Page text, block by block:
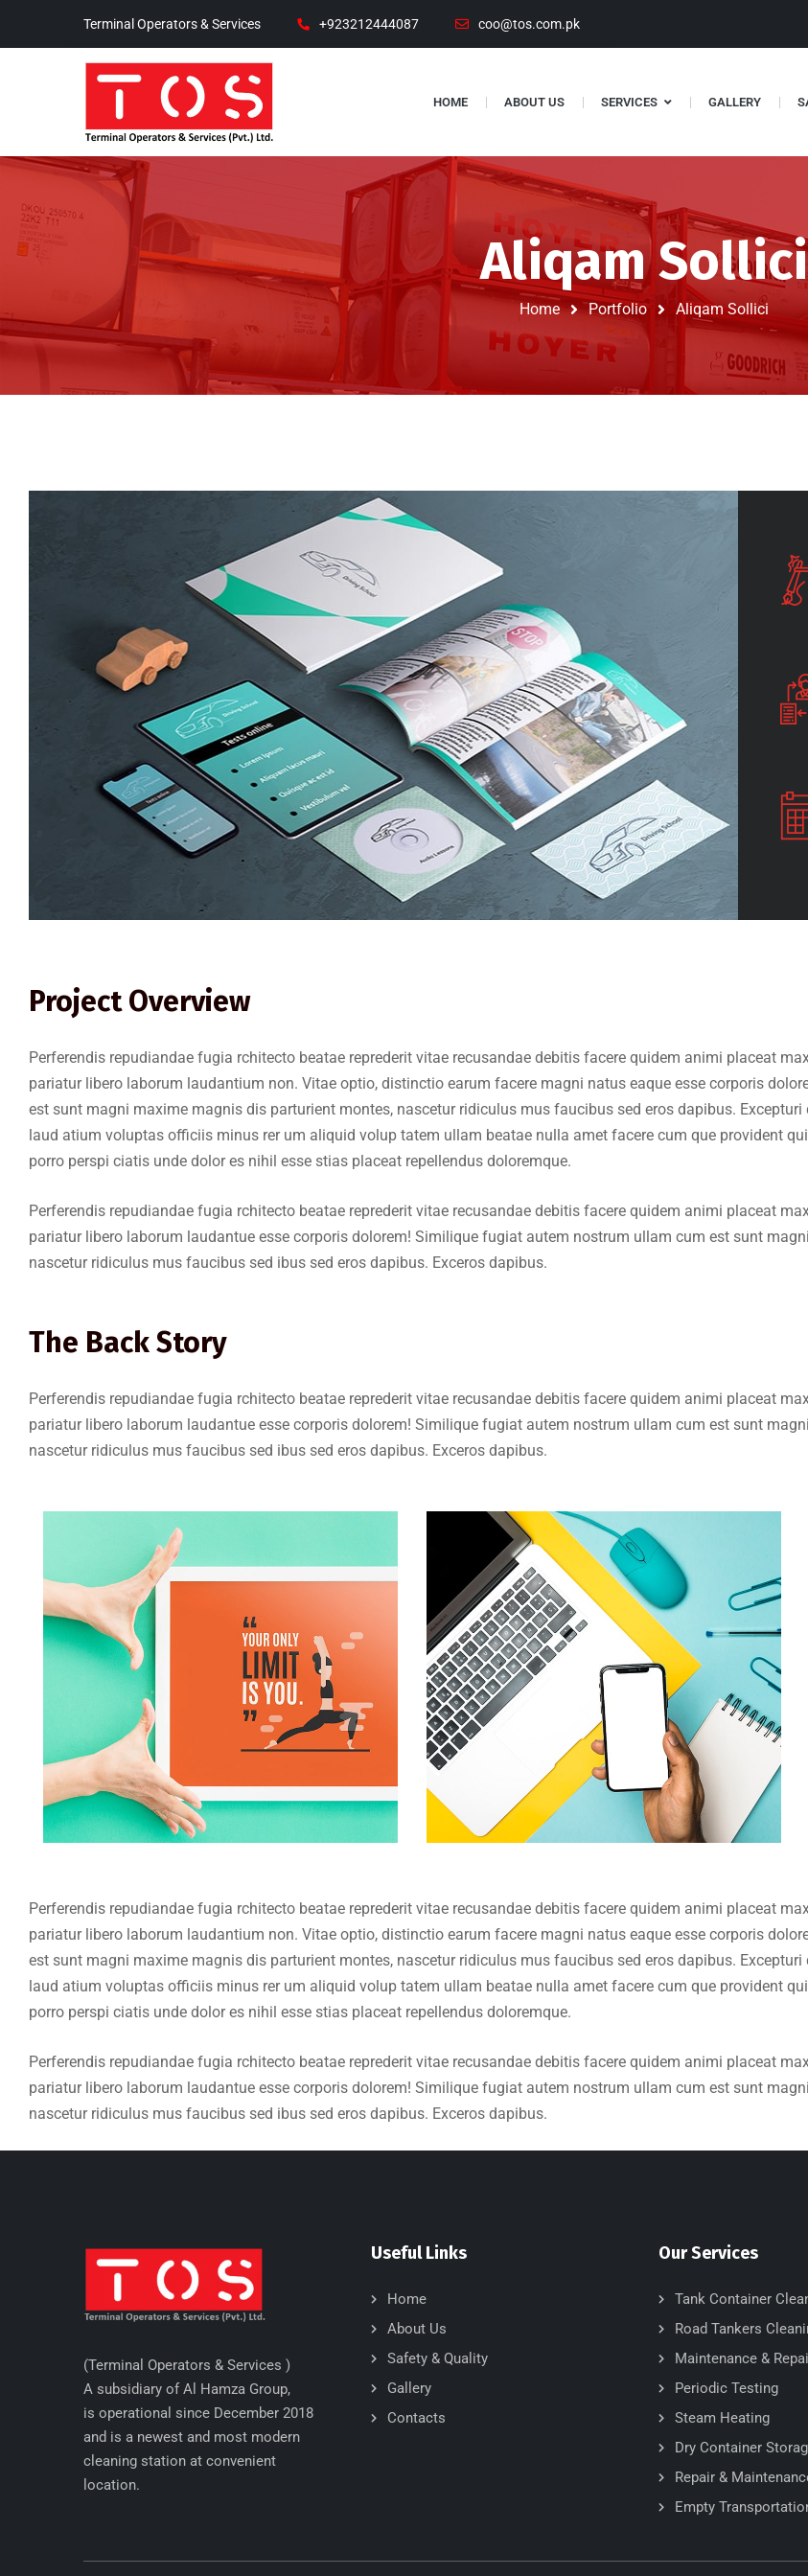
Terminal Operators & Services +923212444087 coo@tos.com.pk
HOME ABOUT US SERVICES GALLERY
Aliqam Sollici
Home Portfolio Aliqam Sollici
Project Overview
Perferendis repudiandae fugia rchitecto beatae reprederit vitae recusandae debitis facere quidem animi placeat
pariatur libero laborum laudantium non. Vitae optio, distinctio earum facere magni natus eaque esse corporis
est sunt magni maxime magnis dis parturient montes, nascetur ridiculus mus faucibus sed eros dapibus.
laud atium voluptas officiis minus rer um aliquid volup tatem ullam beatae nulla amet facere cum que provident
porro perspi ciatis unde dolor es nihil esse stias placeat repellendus doloremque.
Perferendis repudiandae fugia rchitecto beatae reprederit vitae recusandae debitis facere quidem animi placeat
pariatur libero laborum laudantue esse corporis dolorem! Similique fugiat autem nostrum ullam cum est sunt
nascetur ridiculus mus faucibus sed ibus sed eros dapibus. Exceros dapibus.
The Back Story
Perferendis repudiandae fugia rchitecto beatae reprederit vitae recusandae debitis facere quidem animi placeat
pariatur libero laborum laudantue esse corporis dolorem! Similique fugiat autem nostrum ullam cum est sunt
nascetur ridiculus mus faucibus sed ibus sed eros dapibus. Exceros dapibus.
Perferendis repudiandae fugia rchitecto beatae reprederit vitae recusandae debitis facere quidem animi placeat
pariatur libero laborum laudantium non. Vitae optio, distinctio earum facere magni natus eaque esse corporis
est sunt magni maxime magnis dis parturient montes, nascetur ridiculus mus faucibus sed eros dapibus.
laud atium voluptas officiis minus rer um aliquid volup tatem ullam beatae nulla amet facere cum que provident
porro perspi ciatis unde dolor es nihil esse stias placeat repellendus doloremque.
Perferendis repudiandae fugia rchitecto beatae reprederit vitae recusandae debitis facere quidem animi placeat
pariatur libero laborum laudantue esse corporis dolorem! Similique fugiat autem nostrum ullam cum est sunt
nascetur ridiculus mus faucibus sed ibus sed eros dapibus. Exceros dapibus.
(Terminal Operators & Services )
A subsidiary of Al Hamza Group,
is operational since December 2018
and is a newest and most modern
cleaning station at convenient
location.
Useful Links
Home
About Us
Safety & Quality
Gallery
Contacts
Our Services
Tank Container
Road Tankers
Maintenance &
Periodic Testing
Steam Heating
Dry Container
Repair &
Empty